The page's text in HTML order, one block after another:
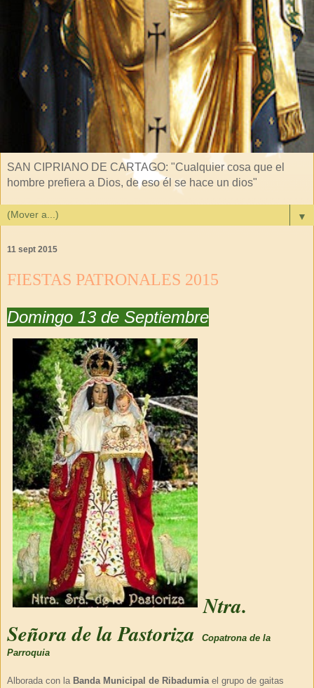
SAN CIPRIANO DE CARTAGO: "Cualquier cosa que el
hombre prefiera a Dios, de eso él se hace un dios"
▼
11 sept 2015
FIESTAS PATRONALES 2015
Domingo 13 de Septiembre
Ntra.
Señora de la Pastoriza
Copatrona de la
Parroquia
Alborada con la Banda Municipal de Ribadumia el grupo de gaitas